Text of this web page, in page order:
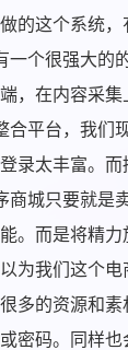
的这个系统，
一个很强大的
，在内容采集
合平台，我们
录太丰富。而
商城只要就是
。而是将精力
为我们这个
多的资源和
密码。同样